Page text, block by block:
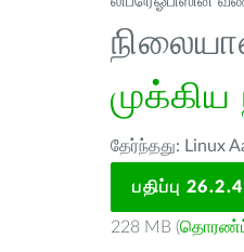
முக்கிய
தேர்ந்தது: Linux
பதிப்பு
228 MB (தொரண்ட்